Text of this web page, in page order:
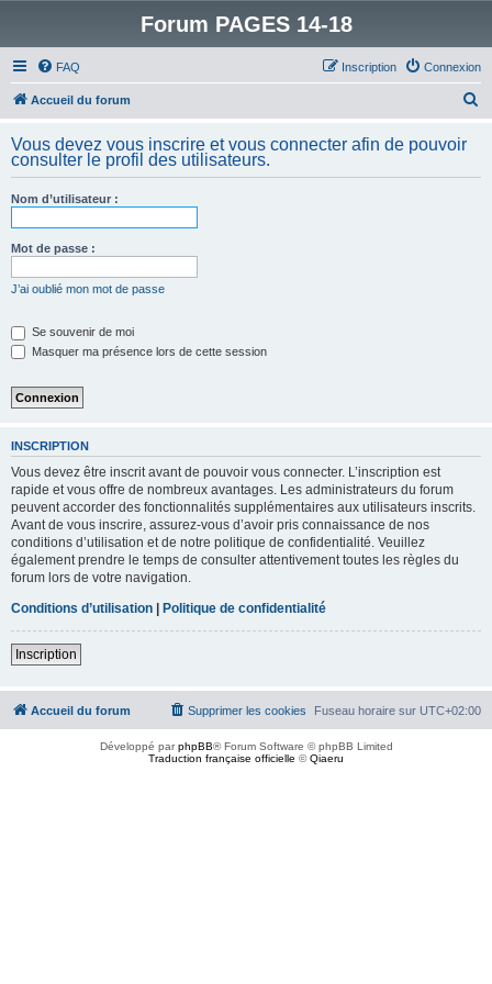
Forum PAGES 14-18
FAQ Connexion
Inscription
Accueil du forum
h
Vous devez vous inscrire et vous connecter afin de pouvoir
consulter le profil des utilisateurs.
Nom d’utilisateur :
Mot de passe :
J’ai oublié mon mot de passe
Se souvenir de moi
Masquer ma présence lors de cette session
INSCRIPTION
Vous devez être inscrit avant de pouvoir vous connecter. L’inscription est
rapide et vous offre de nombreux avantages. Les administrateurs du forum
peuvent accorder des fonctionnalités supplémentaires aux utilisateurs inscrits.
Avant de vous inscrire, assurez-vous d’avoir pris connaissance de nos
conditions d’utilisation et de notre politique de confidentialité. Veuillez
également prendre le temps de consulter attentivement toutes les règles du
forum lors de votre navigation.
Conditions d’utilisation | Politique de confidentialité
Inscription
Accueil du forum Fuseau horaire sur UTC+02:00
Supprimer les cookies
Développé parphpBB® Forum Software © phpBB Limited
Traduction française officielle ©Qiaeru